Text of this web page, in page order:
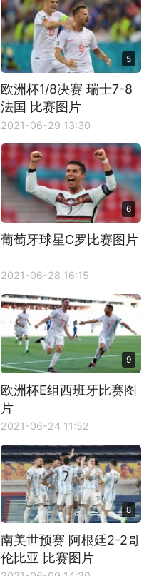
5
欧洲杯1/8决赛 瑞士7-8
法国 比赛图片
2021-06-29 13:30
6
葡萄牙球星C罗比赛图片
2021-06-28 16:15
9
欧洲杯E组西班牙比赛图
片
2021-06-24 11:52
8
南美世预赛 阿根廷2-2哥
伦比亚 比赛图片